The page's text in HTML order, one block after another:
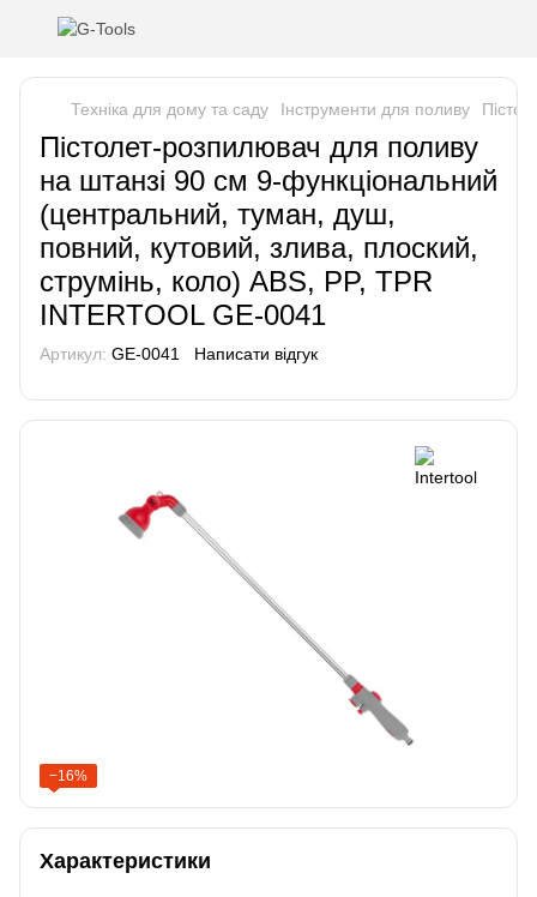
Техніка для дому та саду Інструменти для поливу
Пістолет-розпилювач для поливу
на штанзі 90 см 9-функціональний
(центральний, туман, душ,
повний, кутовий, злива, плоский,
струмінь, коло) ABS, PP, TPR
INTERTOOL GE-0041
Артикул: GE-0041 Написати відгук
−16%
Характеристики